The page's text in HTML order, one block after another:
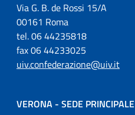
Via G. B. de Rossi 15/A
00161 Roma
tel. 06 44235818
fax 06 44233025
uiv.confederazione@uiv.it
VERONA - SEDE PRINCIPALE